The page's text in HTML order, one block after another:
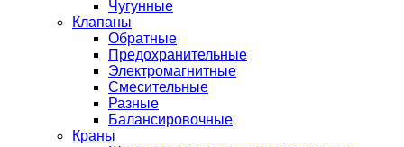
Чугунные
Клапаны
Обратные
Предохранительные
Электромагнитные
Смесительные
Разные
Балансировочные
Краны